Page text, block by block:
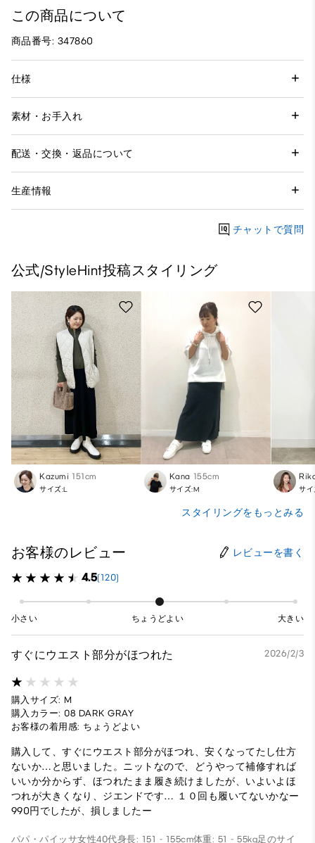
この商品について
商品番号: 347860
仕様
素材・お手入れ
配送・交換・返品について
生産情報
チャットで質問
公式/StyleHint投稿スタイリング
Kazumi 151cm
サイズ:L
Kana 155cm
サイズ:M サイ
スタイリングをもっとみる
お客様のレビュー レビューを書く
4.5(120)
小さい ちょうどよい 大きい
すぐにウエスト部分がほつれた 2026/2/3
購入サイズ: M
購入カラー: 08 DARK GRAY
お客様の着用感: ちょうどよい
購入して、すぐにウエスト部分がほつれ、安くなってたし仕方
ないか…と思いました。ニットなので、どうやって補修すれば
いいか分からず、ほつれたまま履き続けましたが、いよいよほ
つれが大きくなり、ジエンドです… １０回も履いてないかなー
990円でしたが、損しましたー
パパ・パイッサ女性40代身長: 151 - 155cm体重: 51 - 55kg足のサイ